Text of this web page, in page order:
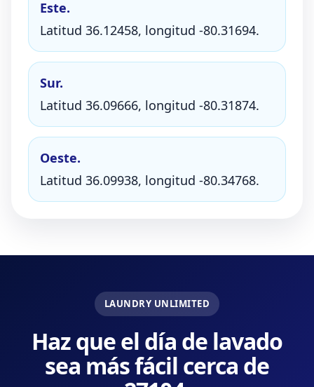
Este.
Latitud 36.12458, longitud -80.31694.
Sur.
Latitud 36.09666, longitud -80.31874.
Oeste.
Latitud 36.09938, longitud -80.34768.
LAUNDRY UNLIMITED
Haz que el día de lavado
sea más fácil cerca de